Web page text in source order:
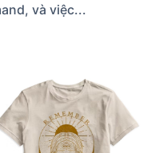
và việc...